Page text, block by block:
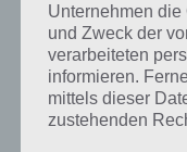
Kurze
Drachen
Unternehmen die
und Zweck der
verarbeiteten
informieren.
mittels dieser
zustehenden